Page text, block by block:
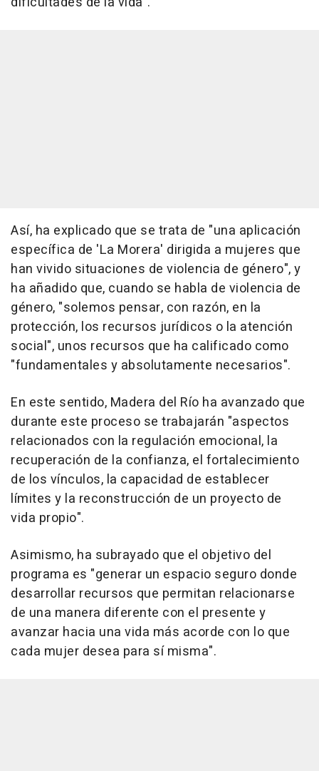
Así, ha explicado que se trata de "una aplicación
específica de 'La Morera' dirigida a mujeres que
han vivido situaciones de violencia de género", y
ha añadido que, cuando se habla de violencia de
género, "solemos pensar, con razón, en la
protección, los recursos jurídicos o la atención
social", unos recursos que ha calificado como
"fundamentales y absolutamente necesarios".
En este sentido, Madera del Río ha avanzado que
durante este proceso se trabajarán "aspectos
relacionados con la regulación emocional, la
recuperación de la confianza, el fortalecimiento
de los vínculos, la capacidad de establecer
límites y la reconstrucción de un proyecto de
vida propio".
Asimismo, ha subrayado que el objetivo del
programa es "generar un espacio seguro donde
desarrollar recursos que permitan relacionarse
de una manera diferente con el presente y
avanzar hacia una vida más acorde con lo que
cada mujer desea para sí misma".